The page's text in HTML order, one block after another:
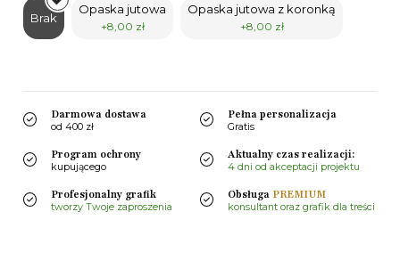
Brak
Opaska jutowa
+8,00 zł
Opaska jutowa z koronką
+8,00 zł
Darmowa dostawa
od 400 zł
Pełna personalizacja
Gratis
Program ochrony
kupującego
Aktualny czas realizacji:
4 dni od akceptacji projektu
Profesjonalny grafik
tworzy Twoje zaproszenia
Obsługa PREMIUM
konsultant oraz grafik dla treści